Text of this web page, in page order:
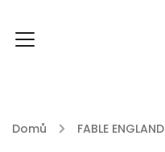
Domů / FABLE ENGLAND